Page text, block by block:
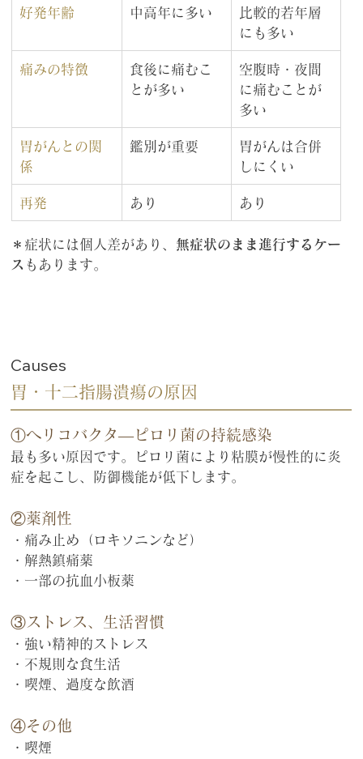
好発年齢 中高年に多い
比較的若年層
にも多い
痛みの特徴
食後に痛むこ
とが多い
空腹時・夜間
に痛むことが
多い
胃がんとの関
係
鑑別が重要
胃がんは合併
しにくい
再発 あり あり
＊症状には個人差があり、 無症状のまま進行するケー
ス もあります。
Causes
胃・十二指腸潰瘍の原因
①ヘリコバクタ―ピロリ菌の持続感染
最も多い原因です。ピロリ菌により粘膜が慢性的に炎
症を起こし、防御機能が低下します。
②薬剤性
・痛み止め（ロキソニンなど）
・解熱鎮痛薬
・一部の抗血小板薬
③ストレス、生活習慣
・強い精神的ストレス
・不規則な食生活
・喫煙、過度な飲酒
④その他
・喫煙